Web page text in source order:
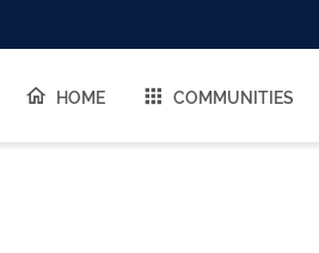
HOME COMMUNITIES